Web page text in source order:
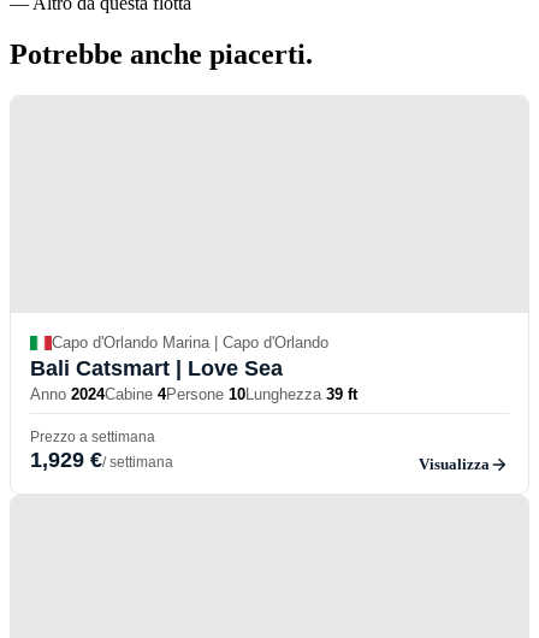
Potrebbe anche piacerti.
Capo d'Orlando Marina | Capo d'Orlando
Bali Catsmart | Love Sea
Anno 2024Cabine 4Persone 10Lunghezza 39 ft
Prezzo a settimana
1,929 €/ settimana Visualizza